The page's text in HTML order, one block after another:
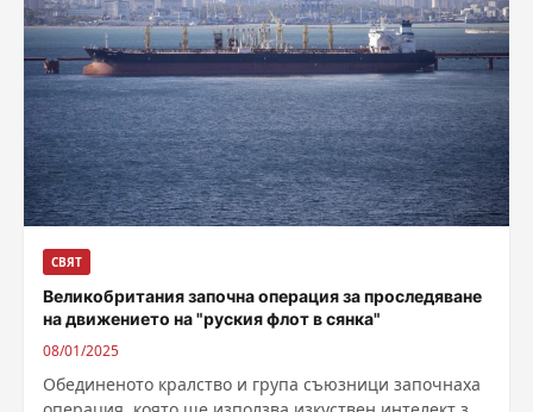
СВЯТ
Великобритания започна операция за проследяване
на движението на "руския флот в сянка"
08/01/2025
Обединеното кралство и група съюзници започнаха